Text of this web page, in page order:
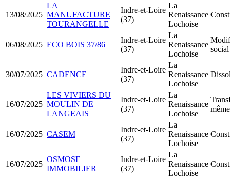
13/08/2025
LA
MANUFACTURE
TOURANGELLE
Indre-et-Loire
(37)
La
Renaissance
Lochoise
06/08/2025 ECO BOIS 37/86
Indre-et-Loire
(37)
La
Renaissance
Lochoise
social
30/07/2025 CADENCE
Indre-et-Loire
(37)
La
Renaissance
Lochoise
16/07/2025
LES VIVIERS DU
MOULIN DE
LANGEAIS
Indre-et-Loire
(37)
La
Renaissance
Lochoise
16/07/2025 CASEM
Indre-et-Loire
(37)
La
Renaissance
Lochoise
16/07/2025
OSMOSE
IMMOBILIER
Indre-et-Loire
(37)
La
Renaissance
Lochoise